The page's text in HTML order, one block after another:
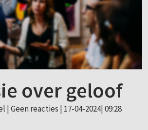
over geloof
| Geen reacties | 17-04-2024| 09:28